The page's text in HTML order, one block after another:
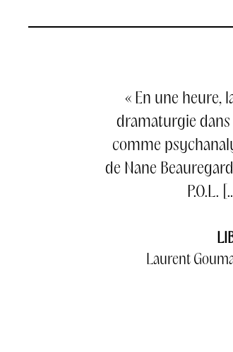
« En une heure,
dramaturgie
comme
de Nane
P.O.L.
Laurent